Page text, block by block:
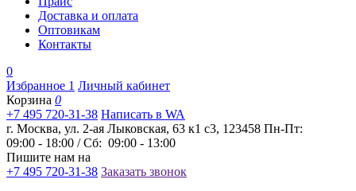
Доставка и оплата
Оптовикам
Контакты
0
Избранное 1 Личный кабинет
Корзина 0
+7 495 720-31-38 Написать в WA
г. Москва, ул. 2-ая Лыковская, 63 к1 с3, 123458 Пн-Пт:
09:00 - 18:00 / Сб: 09:00 - 13:00
Пишите нам на
+7 495 720-31-38 Заказать звонок